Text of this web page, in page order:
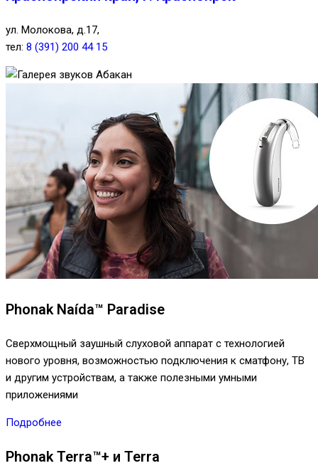
ул. Молокова, д.17,
тел: 8 (391) 200 44 15
Phonak Naída™ Paradise
Сверхмощный заушный слуховой аппарат с технологией
нового уровня, возможностью подключения к сматфону, ТВ
и другим устройствам, а также полезными умными
приложениями
Подробнее
Phonak Terra™+ и Terra